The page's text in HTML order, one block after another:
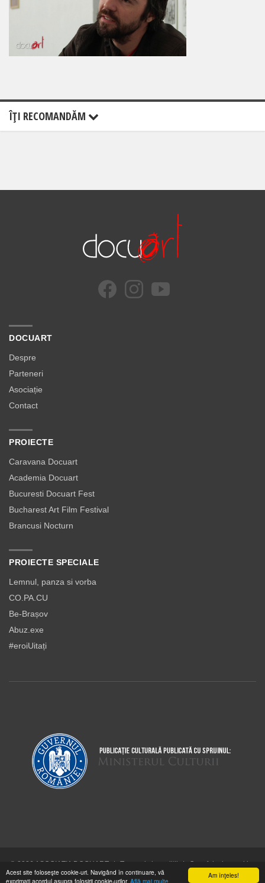
Am înţeles!
Acest site foloseşte cookie-uri. Navigând în continuare, vă
exprimaţi acordul asupra folosirii cookie-urilor. Află mai multe
ÎŢI RECOMANDĂM
DOCUART
Despre
Parteneri
Asociație
Contact
PROIECTE
Caravana Docuart
Academia Docuart
Bucuresti Docuart Fest
Bucharest Art Film Festival
Brancusi Nocturn
PROIECTE SPECIALE
Lemnul, panza si vorba
CO.PA.CU
Be-Brașov
Abuz.exe
#eroiUitați
© 2026 ASOCIAŢIA DOCUART | Termeni şi condiţii |
Cum folosim cookie-
urile